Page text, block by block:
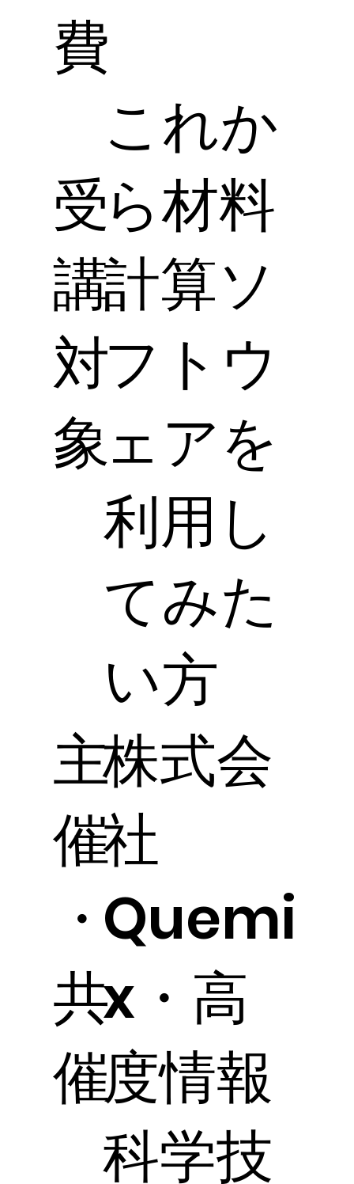
費
受
講
対
象
主
催
・
共
催
これか
ら材料
計算ソ
フトウ
ェアを
利用し
てみた
い方
株式会
社
Quemi
x・高
度情報
科学技